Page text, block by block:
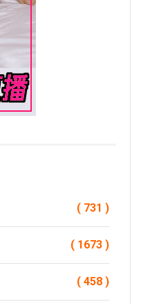
( 731 )
( 1673 )
( 458 )